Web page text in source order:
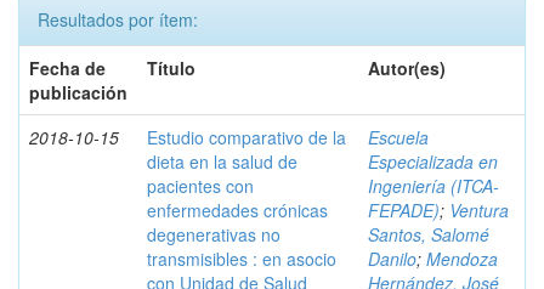
Resultados por ítem:
Fecha de
publicación
Título Autor(es)
2018-10-15
Estudio comparativo de la
dieta en la salud de
pacientes con
enfermedades crónicas
degenerativas no
transmisibles : en asocio
con Unidad de Salud
Escuela
Especializada en
Ingeniería (ITCA-
FEPADE); Ventura
Santos, Salomé
Danilo; Mendoza
Hernández, José